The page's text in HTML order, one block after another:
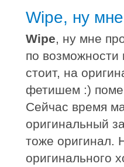
Wipe, ну
Wipe, ну мне
по возможности
стоит, на
фетишем :)
Сейчас время
оригинальный
тоже оригинал.
оригинального